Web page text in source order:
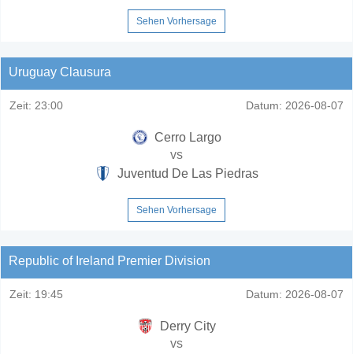
Sehen Vorhersage
Uruguay Clausura
Zeit: 23:00 Datum: 2026-08-07
Cerro Largo
vs
Juventud De Las Piedras
Sehen Vorhersage
Republic of Ireland Premier Division
Zeit: 19:45 Datum: 2026-08-07
Derry City
vs